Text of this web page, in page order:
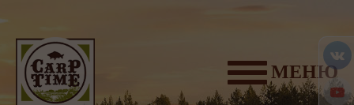
МЕНЮ